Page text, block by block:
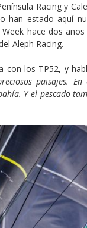
Racing y
han estado aquí
hace dos
Aleph Racing.
con los TP52, y
paisajes.
Y el pescado